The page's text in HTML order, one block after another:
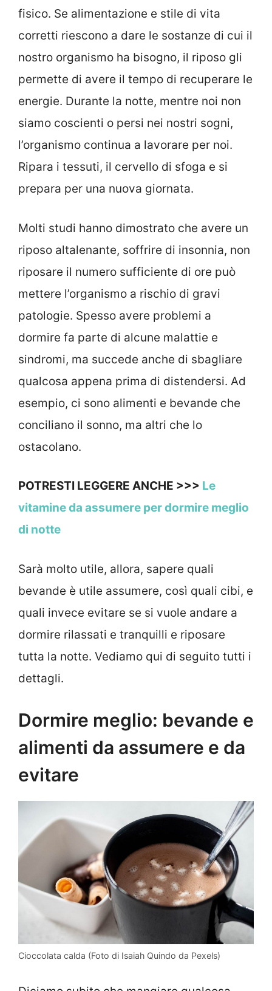
fisico. Se alimentazione e stile di vita
corretti riescono a dare le sostanze di cui il
nostro organismo ha bisogno, il riposo gli
permette di avere il tempo di recuperare le
energie. Durante la notte, mentre noi non
siamo coscienti o persi nei nostri sogni,
l’organismo continua a lavorare per noi.
Ripara i tessuti, il cervello di sfoga e si
prepara per una nuova giornata.
Molti studi hanno dimostrato che avere un
riposo altalenante, soffrire di insonnia, non
riposare il numero sufficiente di ore può
mettere l’organismo a rischio di gravi
patologie. Spesso avere problemi a
dormire fa parte di alcune malattie e
sindromi, ma succede anche di sbagliare
qualcosa appena prima di distendersi. Ad
esempio, ci sono alimenti e bevande che
conciliano il sonno, ma altri che lo
ostacolano.
POTRESTI LEGGERE ANCHE >>> Le
vitamine da assumere per dormire meglio
di notte
Sarà molto utile, allora, sapere quali
bevande è utile assumere, così quali cibi, e
quali invece evitare se si vuole andare a
dormire rilassati e tranquilli e riposare
tutta la notte. Vediamo qui di seguito tutti i
dettagli.
Dormire meglio: bevande e
alimenti da assumere e da
evitare
Cioccolata calda (Foto di Isaiah Quindo da Pexels)